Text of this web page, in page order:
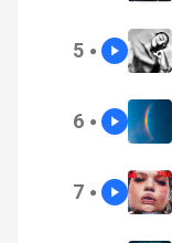
5 ●
6 ●
7 ●